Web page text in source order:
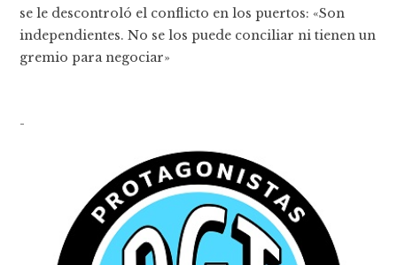
se le descontroló el conflicto en los puertos: «Son
independientes. No se los puede conciliar ni tienen un
gremio para negociar»
-